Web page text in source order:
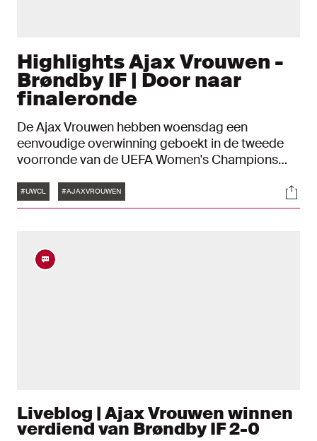
Highlights Ajax Vrouwen -
Brøndby IF | Door naar
finaleronde
De Ajax Vrouwen hebben woensdag een
eenvoudige overwinning geboekt in de tweede
voorronde van de UEFA Women's Champions
Snoeijs en Mirte van Koppen schoten raak. De
ploeg van Anouk Bruil speelt zaterdagavond in
Tags
#UWCL #AJAXVROUWEN
Liveblog | Ajax Vrouwen winnen
verdiend van Brøndby IF 2-0